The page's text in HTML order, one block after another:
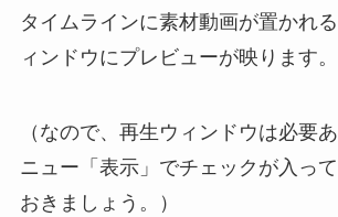
タイムラインに素材動画が置かれ
ィンドウにプレビューが映ります。
（なので、再生ウィンドウは必要
ニュー「表示」でチェックが入っ
おきましょう。）